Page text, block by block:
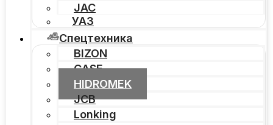
JAC
УАЗ
Спецтехника
BIZON
CASE
HIDROMEK
JCB
Lonking